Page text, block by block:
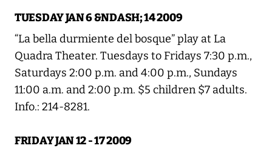
TUESDAY JAN 6 &NDASH; 14 2009
“La bella durmiente del bosque” play at La
Quadra Theater. Tuesdays to Fridays 7:30 p.m.,
Saturdays 2:00 p.m. and 4:00 p.m., Sundays
11:00 a.m. and 2:00 p.m. $5 children $7 adults.
Info.: 214-8281.
FRIDAY JAN 12 - 17 2009